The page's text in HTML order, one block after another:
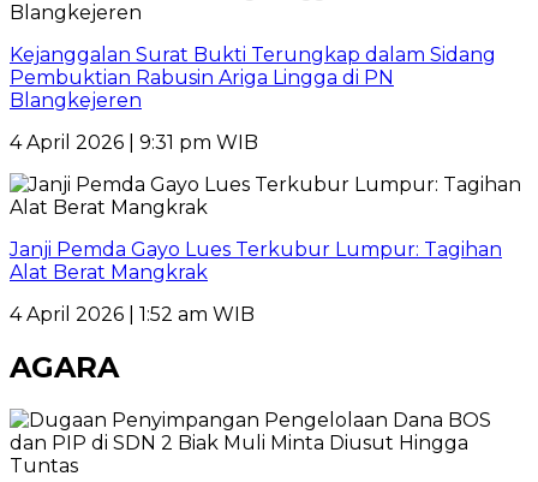
Kejanggalan Surat Bukti Terungkap dalam Sidang
Pembuktian Rabusin Ariga Lingga di PN
Blangkejeren
4 April 2026 | 9:31 pm WIB
Janji Pemda Gayo Lues Terkubur Lumpur: Tagihan
Alat Berat Mangkrak
4 April 2026 | 1:52 am WIB
AGARA